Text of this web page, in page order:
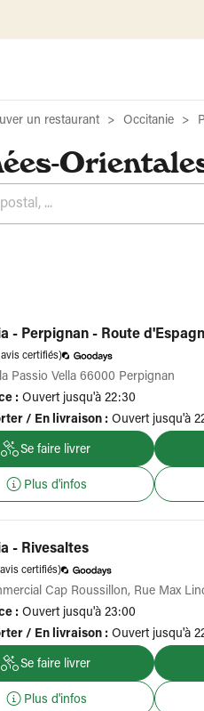
un restaurant Occitanie
- Perpignan - Route
certifiés)
Passio Vella 66000 Perpignan
: Ouvert jusqu'à 22:30
/ En livraison : Ouvert jusqu'à
Se faire livrer
Plus d'infos
- Rivesaltes
certifiés)
Cap Roussillon, Rue Max
: Ouvert jusqu'à 23:00
/ En livraison : Ouvert jusqu'à
Se faire livrer
Plus d'infos